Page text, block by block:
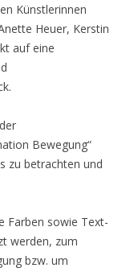
Künstlerinnen
Heuer, Kerstin
auf eine
Bewegung“
zu betrachten und
Farben sowie Text-
werden, zum
bzw. um